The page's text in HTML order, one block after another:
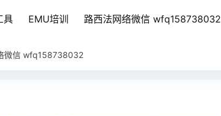
具 EMU培训 路西法网络微信 wfq158738032
微信 wfq158738032